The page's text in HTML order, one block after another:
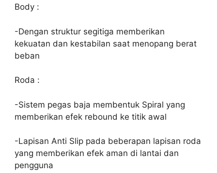
Body :
-Dengan struktur segitiga memberikan
kekuatan dan kestabilan saat menopang berat
beban
Roda :
-Sistem pegas baja membentuk Spiral yang
memberikan efek rebound ke titik awal
-Lapisan Anti Slip pada beberapan lapisan roda
yang memberikan efek aman di lantai dan
pengguna